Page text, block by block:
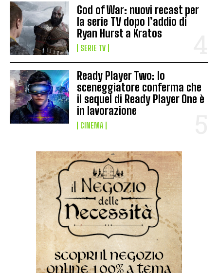
God of War: nuovi recast per
la serie TV dopo l’addio di
Ryan Hurst a Kratos
SERIE TV
Ready Player Two: lo
sceneggiatore conferma che
il sequel di Ready Player One è
in lavorazione
CINEMA